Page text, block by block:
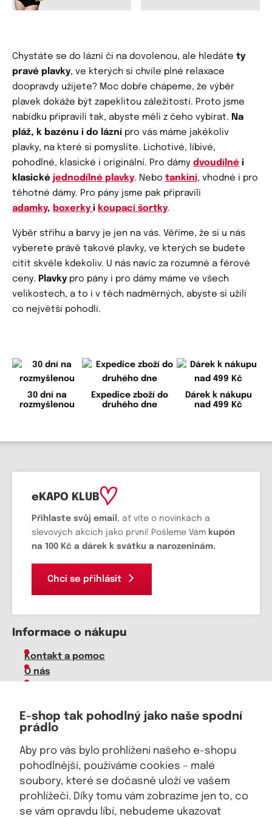
E-shop tak pohodlný jako naše spodní
prádlo
Aby pro vás bylo prohlížení našeho e-shopu
pohodlnější, používáme cookies – malé
soubory, které se dočasně uloží ve vašem
prohlížeči. Díky tomu vám zobrazíme jen to, co
se vám opravdu líbí, nebudeme ukazovat
Chystáte se do lázní či na dovolenou, ale hledáte ty
pravé plavky, ve kterých si chvíle plné relaxace
doopravdy užijete? Moc dobře chápeme, že výběr
plavek dokáže být zapeklitou záležitostí. Proto jsme
nabídku připravili tak, abyste měli z čeho vybírat. Na
pláž, k bazénu i do lázní pro vás máme jakékoliv
plavky, na které si pomyslíte. Lichotivé, líbivé,
pohodlné, klasické i originální. Pro dámy dvoudílné i
klasické jednodílné plavky. Nebo tankini, vhodné i pro
těhotné dámy. Pro pány jsme pak připravili
adamky, boxerky i koupací šortky.
Výběr střihu a barvy je jen na vás. Věříme, že si u nás
vyberete právě takové plavky, ve kterých se budete
cítit skvěle kdekoliv. U nás navíc za rozumné a férové
ceny. Plavky pro pány i pro dámy máme ve všech
velikostech, a to i v těch nadměrných, abyste si užili
co největší pohodlí.
30 dní na
rozmyšlenou
Expedice zboží do
druhého dne
Dárek k nákupu
nad 499 Kč
eKAPO KLUB
Přihlaste svůj email , ať víte o novinkách a
slevových akcích jako první! Pošleme Vám kupón
na 100 Kč a dárek k svátku a narozeninám.
Chci se přihlásit
Informace o nákupu
Kontakt a pomoc
O nás
Velkoobchod
Vrácení zboží, reklamace
Obchodní podmínky
Průvodce spokojené ženy
Staňte se naším fanouškem
eKAPO KLUB